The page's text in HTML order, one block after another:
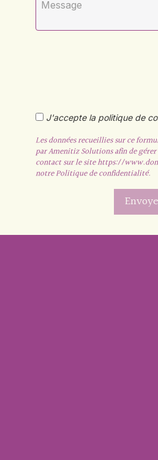
J'accepte la politique de
Les données recueillies sur ce
par Amenitiz Solutions afin de
contact sur le site https://
notre Politique de confidentialité.